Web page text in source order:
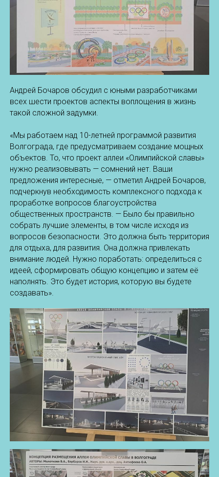
Андрей Бочаров обсудил с юными разработчиками
всех шести проектов аспекты воплощения в жизнь
такой сложной задумки.
«Мы работаем над 10-летней программой развития
Волгограда, где предусматриваем создание мощных
объектов. То, что проект аллеи «Олимпийской славы»
нужно реализовывать — сомнений нет. Ваши
предложения интересные, — отметил Андрей Бочаров,
подчеркнув необходимость комплексного подхода к
проработке вопросов благоустройства
общественных пространств. — Было бы правильно
собрать лучшие элементы, в том числе исходя из
вопросов безопасности. Это должна быть территория
для отдыха, для развития. Она должна привлекать
внимание людей. Нужно поработать: определиться с
идеей, сформировать общую концепцию и затем её
наполнять. Это будет история, которую вы будете
создавать».